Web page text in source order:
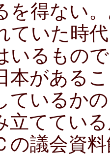
を得ない
ていた時
いるもの
本がある
ているか
ててい
の議会資